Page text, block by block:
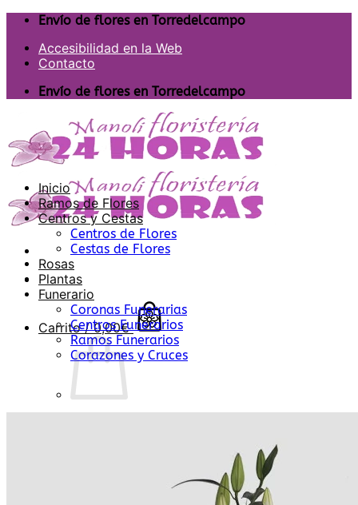
Saltar
contenido
Envío de flores en Torredelcampo
Accesibilidad en la Web
Contacto
Envío de flores en Torredelcampo
Carrito /0,00€
Inicio
Ramos de Flores
Centros y Cestas
Centros de Flores
Cestas de Flores
Rosas
Plantas
Funerario
Coronas Funerarias
Centros Funerarios
Ramos Funerarios
Corazones y Cruces